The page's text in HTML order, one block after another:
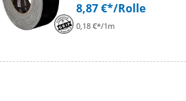
8,87 €*/Rolle
0,18 €*/1m